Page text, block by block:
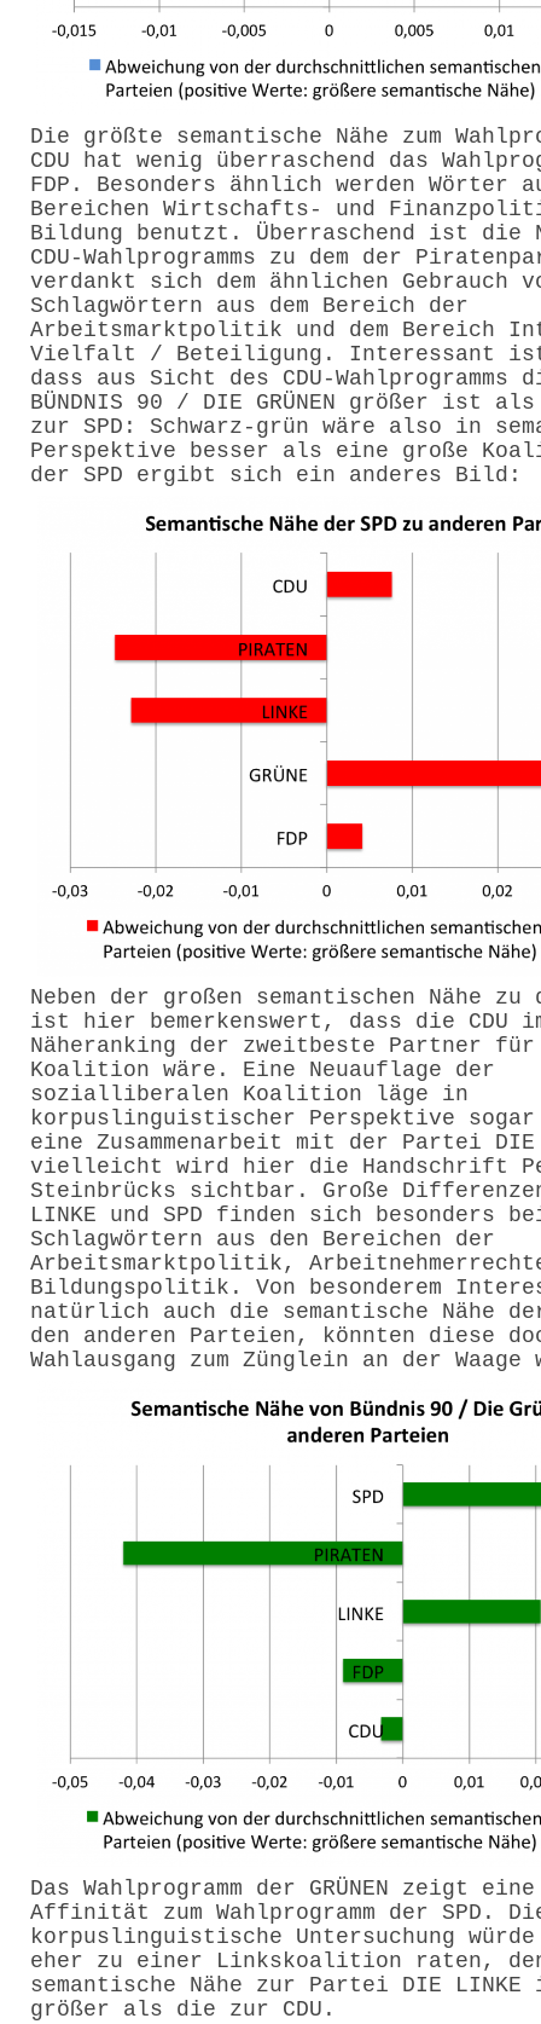
Die größte semantische Nähe zum
CDU hat wenig überraschend das
FDP. Besonders ähnlich werden Wörter
Bereichen Wirtschafts- und
Bildung benutzt. Überraschend ist die
CDU-Wahlprogramms zu dem der
verdankt sich dem ähnlichen Gebrauch
Schlagwörtern aus dem Bereich der
Arbeitsmarktpolitik und dem Bereich
Vielfalt / Beteiligung. Interessant ist
dass aus Sicht des CDU-Wahlprogramms
BÜNDNIS 90 / DIE GRÜNEN größer ist
zur SPD: Schwarz-grün wäre also in
Perspektive besser als eine große
der SPD ergibt sich ein anderes Bild:
Neben der großen semantischen Nähe zu
ist hier bemerkenswert, dass die CDU
Näheranking der zweitbeste Partner
Koalition wäre. Eine Neuauflage der
sozialliberalen Koalition läge in
korpuslinguistischer Perspektive
eine Zusammenarbeit mit der Partei DIE
vielleicht wird hier die Handschrift
Steinbrücks sichtbar. Große
LINKE und SPD finden sich besonders
Schlagwörtern aus den Bereichen der
Arbeitsmarktpolitik,
Bildungspolitik. Von besonderem
natürlich auch die semantische Nähe der
den anderen Parteien, könnten diese
Wahlausgang zum Zünglein an der Waage
Das Wahlprogramm der GRÜNEN zeigt
Affinität zum Wahlprogramm der SPD.
korpuslinguistische Untersuchung würde
eher zu einer Linkskoalition raten,
semantische Nähe zur Partei DIE
größer als die zur CDU.